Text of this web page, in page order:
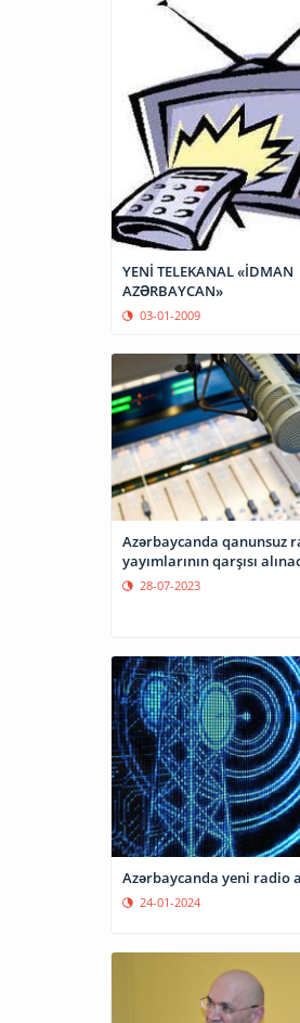
YENİ TELEKANAL «İDMAN
AZƏRBAYCAN»
03-01-2009
Azərbaycanda qanunsuz
yayımlarının qarşısı
28-07-2023
Azərbaycanda yeni radio
24-01-2024